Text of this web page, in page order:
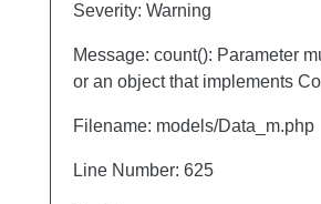
Silikone
Severity: Warning
Message: count(): Parameter
or an object that implements
Filename: models/Data_m.php
Line Number: 625
Severity: Warning
Message: count(): Parameter
or an object that implements
Filename: models/Data_m.php
Line Number: 625